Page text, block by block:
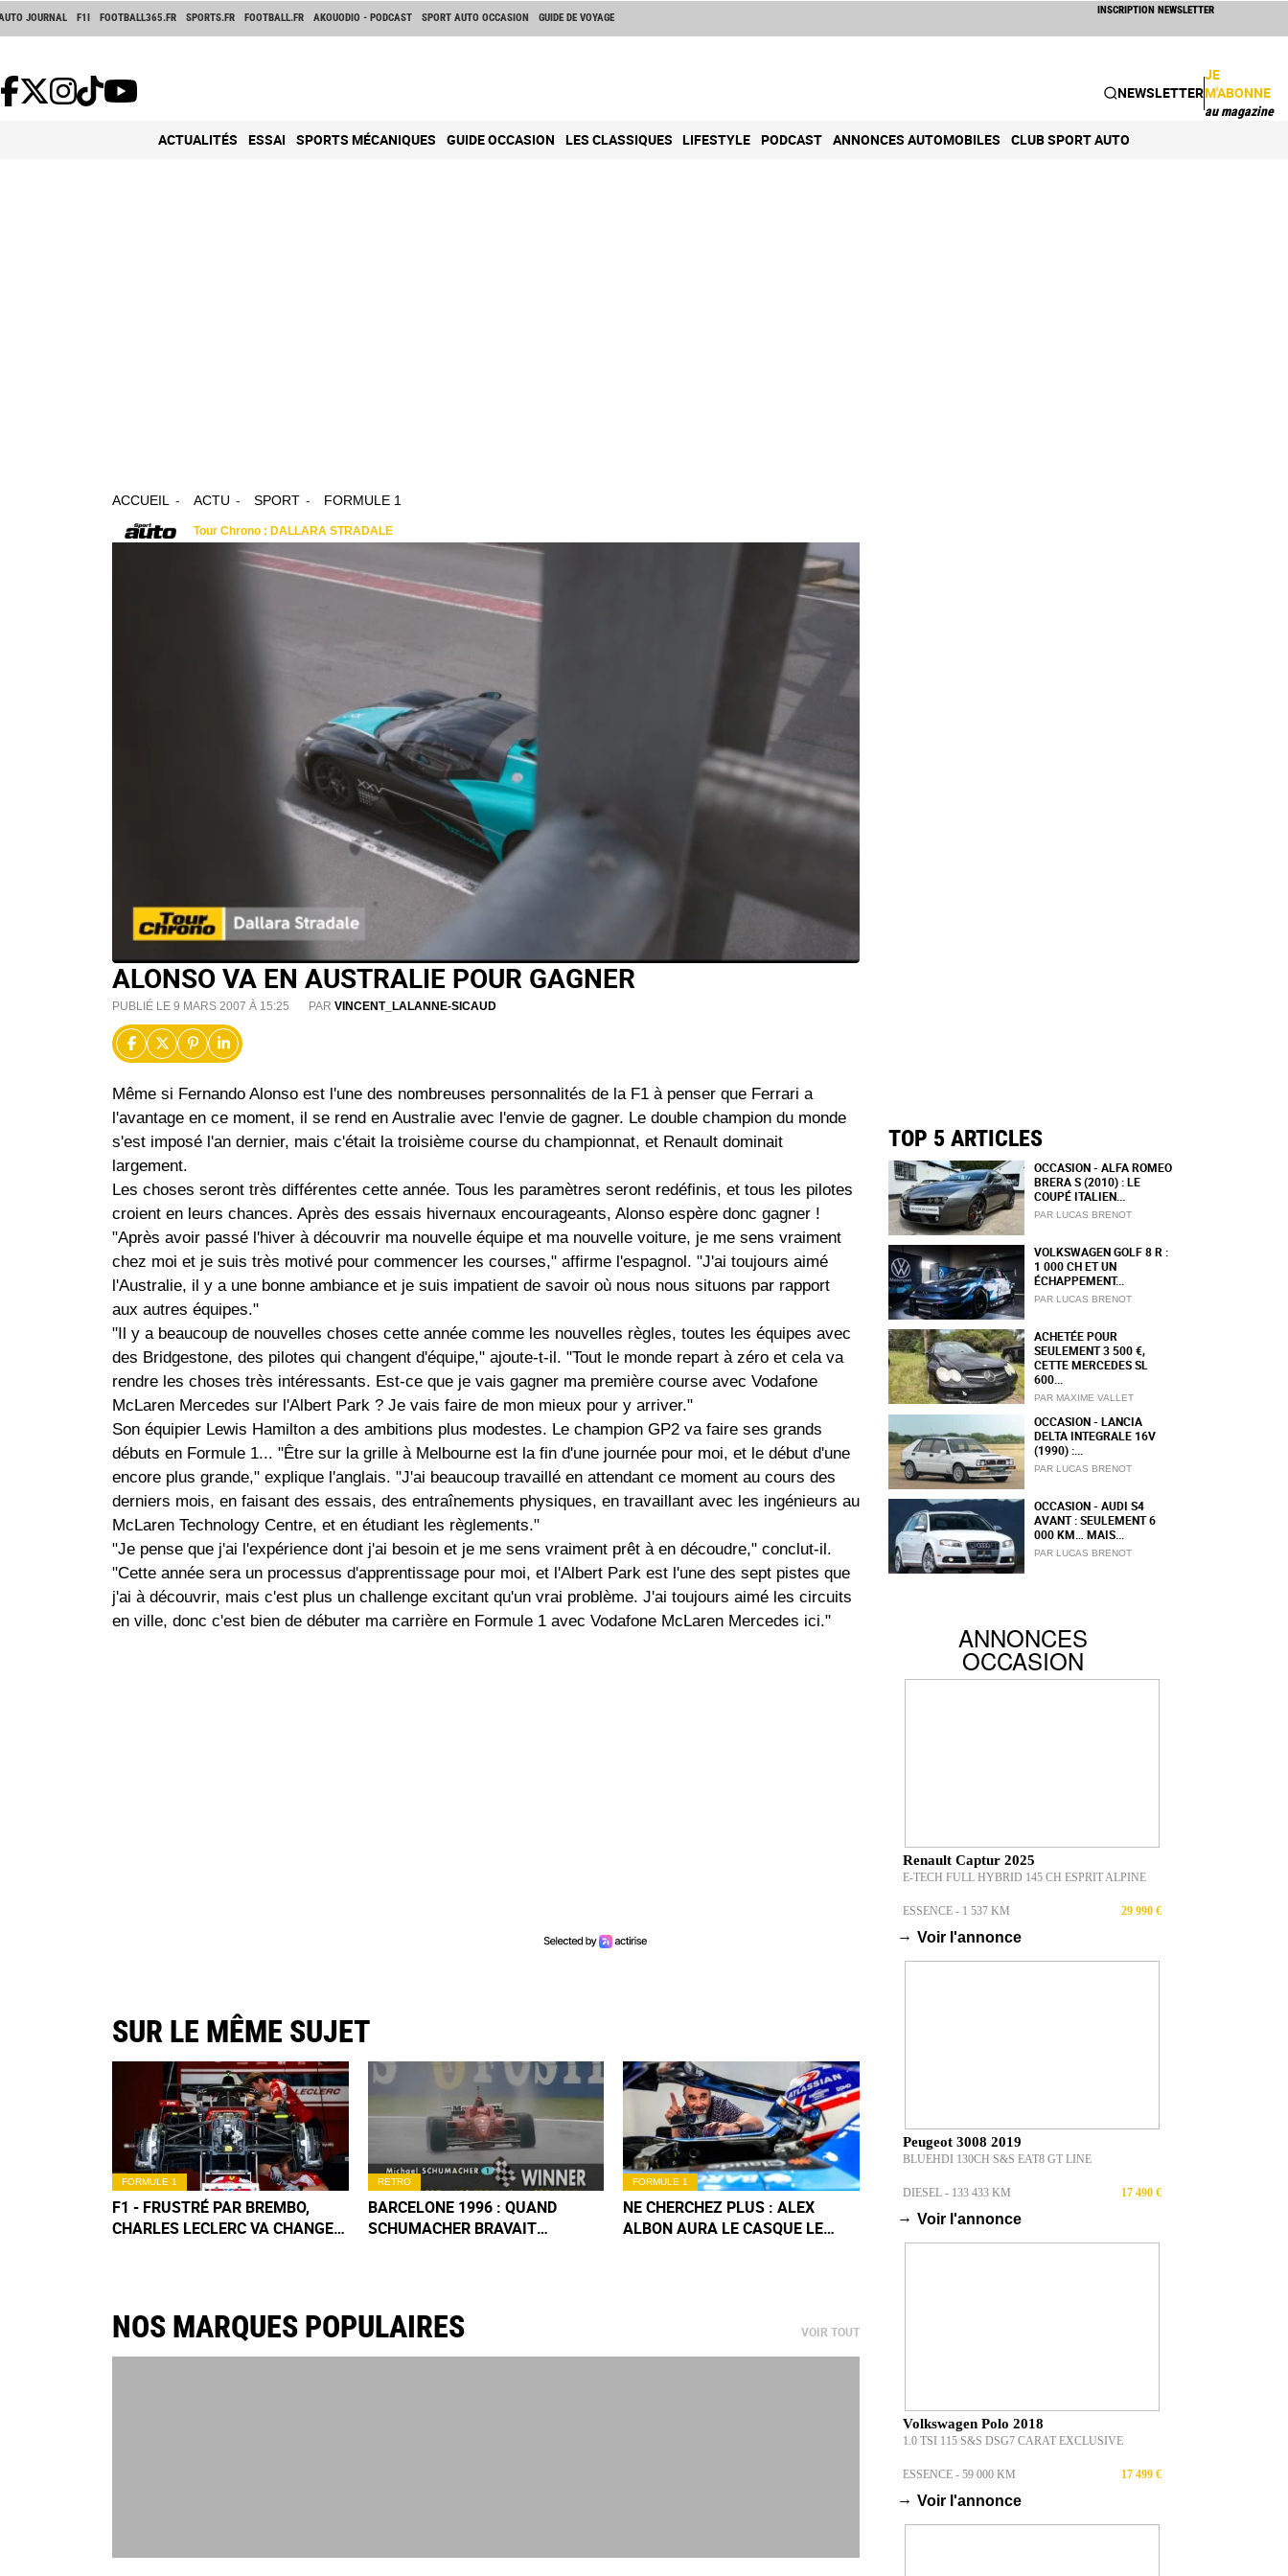
JOURNAL F1I FOOTBALL365.FR SPORTS.FR FOOTBALL.FR AKOUODIO - PODCAST SPORT AUTO OCCASION GUIDE DE VOYAGE
INSCRIPTION NEWSLETTER
NEWSLETTER
JE
M'ABONNE
au magazine
ACTUALITÉS ESSAI SPORTS MÉCANIQUES GUIDE OCCASION LES CLASSIQUES LIFESTYLE PODCAST ANNONCES AUTOMOBILES CLUB SPORT AUTO
ACCUEIL ACTU SPORT FORMULE 1
ALONSO VA EN AUSTRALIE POUR GAGNER
PUBLIÉ LE 9 MARS 2007 À 15:25 PAR VINCENT_LALANNE-SICAUD
Même si Fernando Alonso est l'une des nombreuses personnalités de la F1 à penser que Ferrari a
l'avantage en ce moment, il se rend en Australie avec l'envie de gagner. Le double champion du monde
s'est imposé l'an dernier, mais c'était la troisième course du championnat, et Renault dominait
largement.
Les choses seront très différentes cette année. Tous les paramètres seront redéfinis, et tous les pilotes
croient en leurs chances. Après des essais hivernaux encourageants, Alonso espère donc gagner !
"Après avoir passé l'hiver à découvrir ma nouvelle équipe et ma nouvelle voiture, je me sens vraiment
chez moi et je suis très motivé pour commencer les courses," affirme l'espagnol. "J'ai toujours aimé
l'Australie, il y a une bonne ambiance et je suis impatient de savoir où nous nous situons par rapport
aux autres équipes."
"Il y a beaucoup de nouvelles choses cette année comme les nouvelles règles, toutes les équipes avec
des Bridgestone, des pilotes qui changent d'équipe," ajoute-t-il. "Tout le monde repart à zéro et cela va
rendre les choses très intéressants. Est-ce que je vais gagner ma première course avec Vodafone
McLaren Mercedes sur l'Albert Park ? Je vais faire de mon mieux pour y arriver."
Son équipier Lewis Hamilton a des ambitions plus modestes. Le champion GP2 va faire ses grands
débuts en Formule 1... "Être sur la grille à Melbourne est la fin d'une journée pour moi, et le début d'une
encore plus grande," explique l'anglais. "J'ai beaucoup travaillé en attendant ce moment au cours des
derniers mois, en faisant des essais, des entraînements physiques, en travaillant avec les ingénieurs au
McLaren Technology Centre, et en étudiant les règlements."
"Je pense que j'ai l'expérience dont j'ai besoin et je me sens vraiment prêt à en découdre," conclut-il.
"Cette année sera un processus d'apprentissage pour moi, et l'Albert Park est l'une des sept pistes que
j'ai à découvrir, mais c'est plus un challenge excitant qu'un vrai problème. J'ai toujours aimé les circuits
en ville, donc c'est bien de débuter ma carrière en Formule 1 avec Vodafone McLaren Mercedes ici."
SUR LE MÊME SUJET
FORMULE 1
F1 - FRUSTRÉ PAR BREMBO,
CHARLES LECLERC VA CHANGER
RETRO
BARCELONE 1996 : QUAND
SCHUMACHER BRAVAIT
FORMULE 1
NE CHERCHEZ PLUS : ALEX
ALBON AURA LE CASQUE LE
NOS MARQUES POPULAIRES VOIR TOUT
TOP 5 ARTICLES
OCCASION - ALFA ROMEO
BRERA S (2010) : LE
COUPÉ ITALIEN...
PAR LUCAS BRENOT
VOLKSWAGEN GOLF 8 R :
1 000 CH ET UN
ÉCHAPPEMENT...
PAR LUCAS BRENOT
ACHETÉE POUR
SEULEMENT 3 500 €,
CETTE MERCEDES SL
600...
PAR MAXIME VALLET
OCCASION - LANCIA
DELTA INTEGRALE 16V
(1990) :...
PAR LUCAS BRENOT
OCCASION - AUDI S4
AVANT : SEULEMENT 6
000 KM… MAIS...
PAR LUCAS BRENOT
ANNONCES
OCCASION
Renault Captur 2025
E-TECH FULL HYBRID 145 CH ESPRIT ALPINE
ESSENCE - 1 537 KM 29 990 €
→ Voir l'annonce
Peugeot 3008 2019
BLUEHDI 130CH S&S EAT8 GT LINE
DIESEL - 133 433 KM 17 490 €
→ Voir l'annonce
Volkswagen Polo 2018
1.0 TSI 115 S&S DSG7 CARAT EXCLUSIVE
ESSENCE - 59 000 KM 17 499 €
→ Voir l'annonce